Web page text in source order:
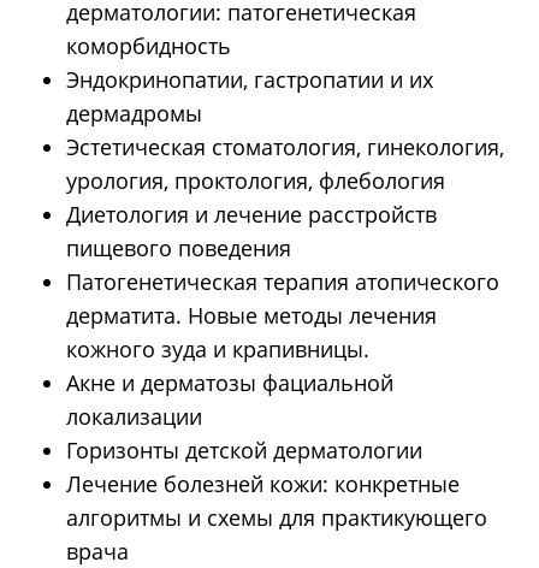
дерматологии: патогенетическая
коморбидность
Эндокринопатии, гастропатии и их
дермадромы
Эстетическая стоматология, гинекология,
урология, проктология, флебология
Диетология и лечение расстройств
пищевого поведения
Патогенетическая терапия атопического
дерматита. Новые методы лечения
кожного зуда и крапивницы.
Акне и дерматозы фациальной
локализации
Горизонты детской дерматологии
Лечение болезней кожи: конкретные
алгоритмы и схемы для практикующего
врача